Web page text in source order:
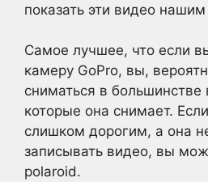
показать эти видео
Самое лучшее, что если
камеру GoPro, вы,
сниматься в большинстве
которые она снимает.
слишком дорогим, а она
записывать видео, вы
polaroid.